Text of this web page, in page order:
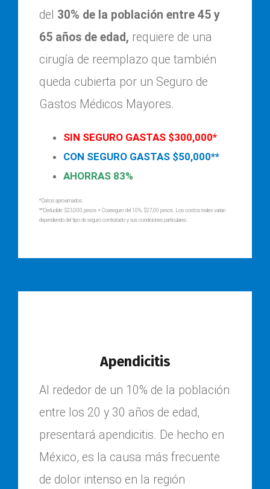
del 30% de la población entre 45 y
65 años de edad, requiere de una
cirugía de reemplazo que también
queda cubierta por un Seguro de
Gastos Médicos Mayores.
SIN SEGURO GASTAS $300,000*
CON SEGURO GASTAS $50,000**
AHORRAS 83%
*Datos aproximados.
**Deducible: $23,000 pesos + Coaseguro del 10%: $27,00 pesos. Los costos reales varían
dependiendo del tipo de seguro contratado y sus condiciones particulares.
Apendicitis
Al rededor de un 10% de la población
entre los 20 y 30 años de edad,
presentará apendicitis. De hecho en
México, es la causa más frecuente
de dolor intenso en la región